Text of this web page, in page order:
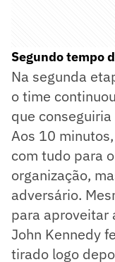
Segundo tempo
Na segunda
o time
que
Aos 10
com tudo para
organização,
adversário.
para aproveitar
John Kennedy
tirado logo